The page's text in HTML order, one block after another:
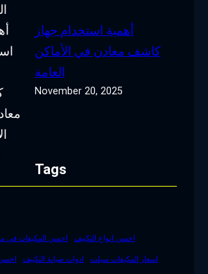
أهمية استخدام جهاز
كاشف معادن في الأماكن
العامة
November 20, 2025
Tags
احسن المكيفات في احسن انواع التكييف
ادوات صيانة التكييف اسعار المكيفات سبلت